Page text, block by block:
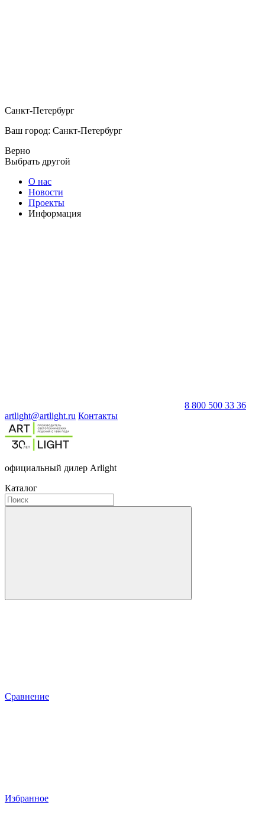
Санкт-Петербург
Ваш город: Санкт-Петербург
Верно
Выбрать другой
О нас
Новости
Проекты
Информация
8 800 500 33 36
artlight@artlight.ru Контакты
официальный дилер Arlight
Каталог
Сравнение
Избранное